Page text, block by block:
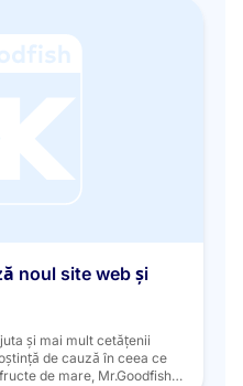
al produselor pescărești.
noul site web și
și mai mult cetățenii
de cauză în ceea ce
de mare, Mr.Goodfish